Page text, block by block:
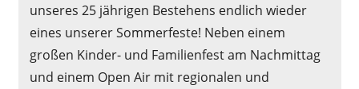
unseres 25 jährigen Bestehens endlich wieder
eines unserer Sommerfeste! Neben einem
großen Kinder- und Familienfest am Nachmittag
und einem Open Air mit regionalen und